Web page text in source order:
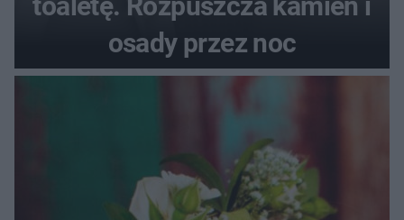
osady przez noc